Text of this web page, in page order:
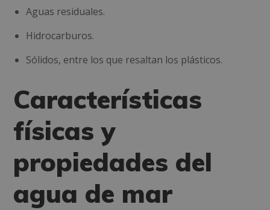
Aguas residuales.
Hidrocarburos.
Sólidos, entre los que resaltan los plásticos.
Características
físicas y
propiedades del
agua de mar